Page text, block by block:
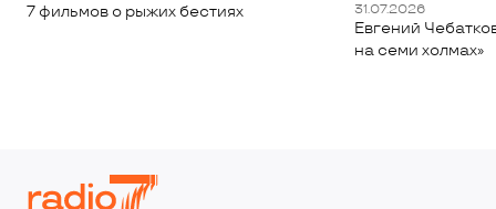
7 фильмов о рыжих бестиях 31.07.2026
Евгений
на семи холмах»